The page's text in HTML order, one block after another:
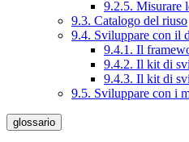
9.2.5. Misurare
9.3. Catalogo del riuso
9.4. Sviluppare con il
9.4.1. Il
9.4.2. Il kit di
9.4.3. Il kit di
9.5. Sviluppare con i
glossario